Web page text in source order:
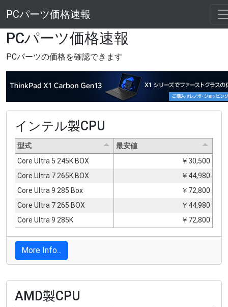
PCパーツ価格速報
PCパーツ価格速報
PCパーツの価格を確認できます
インテル製CPU
型式
最安値
Core Ultra 5 245K BOX
￥30,500
Core Ultra 7 265K BOX
￥44,980
Core Ultra 9 285 Box
￥72,800
Core Ultra 7 265 BOX
￥44,980
Core Ultra 9 285K
￥72,800
More Info...
AMD製CPU